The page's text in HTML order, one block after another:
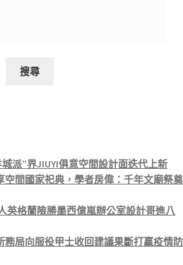
搜尋
派”界JIUYI俱意空間設計面迭代上新
空間國家祀典，學者房偉：千年文廟祭奠
英格蘭險勝墨西億嵐辦公室設計哥進八
局向服役甲士收回建議果斷打贏疫情防